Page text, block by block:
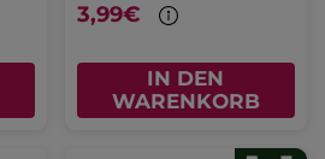
3,99€
IN DEN
WARENKORB